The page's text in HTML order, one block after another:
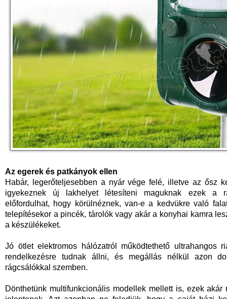
Az egerek és patkányok ellen
Habár, legerőteljesebben a nyár vége felé, illetve az ősz
igyekeznek új lakhelyet létesíteni maguknak ezek a
előfordulhat, hogy körülnéznek, van-e a kedvükre való
telepítésekor a pincék, tárolók vagy akár a konyhai kamra
a készülékeket.
Jó ötlet elektromos hálózatról működtethető ultrahangos
rendelkezésre tudnak állni, és megállás nélkül azon
rágcsálókkal szemben.
Dönthetünk multifunkcionális modellek mellett is, ezek